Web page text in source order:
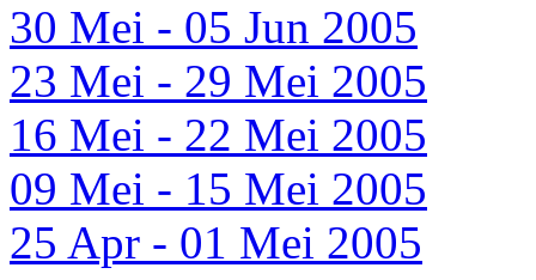
30 Mei - 05 Jun 2005
23 Mei - 29 Mei 2005
16 Mei - 22 Mei 2005
09 Mei - 15 Mei 2005
25 Apr - 01 Mei 2005